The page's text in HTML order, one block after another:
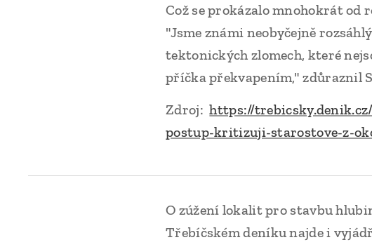
Což se prokázalo mnohokrát
"Jsme známi neobyčejně
tektonických zlomech, které
příčka překvapením," zdůraznil
Zdroj:https://
postup-kritizuji-starostove-z-
O zúžení lokalit pro stavbu
Třebíčském deníku najde i